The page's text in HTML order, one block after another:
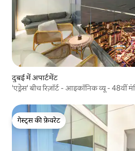
दुबई में अपार्टमेंट
'एड्रेस' बीच रिज़ॉर्ट - आइकॉनिक व्यू - 48वीं
गेस्ट्स की फ़ेवरेट
गेस्ट्स की फ़ेवरेट